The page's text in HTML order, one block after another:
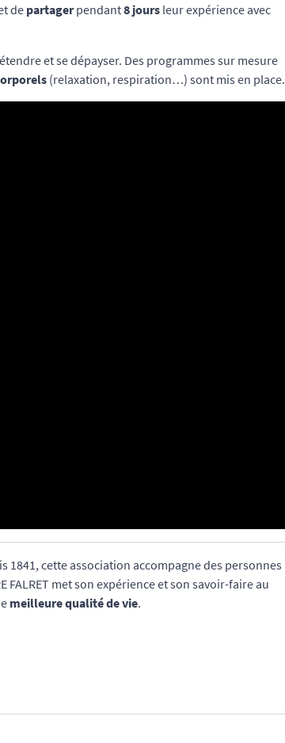
departagerpendant8 jours leur expérience avec
et se dépayser. Des programmes sur mesure
(relaxation, respiration…) sont mis en place.
1841, cette association accompagne des personnes
met son expérience et son savoir-faire au
meilleure qualité de vie.